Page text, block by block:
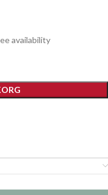
availability